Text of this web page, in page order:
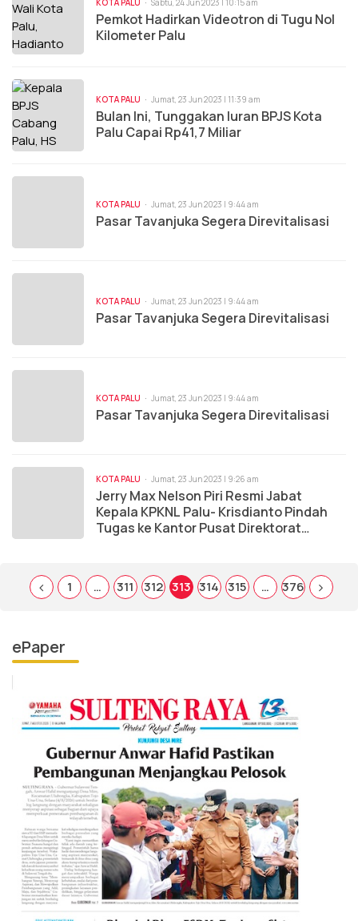
Pemkot Hadirkan Videotron di Tugu Nol
Kilometer Palu
KOTA PALU Jumat, 23 Jun 2023 | 11:39 am
Bulan Ini, Tunggakan Iuran BPJS Kota
Palu Capai Rp41,7 Miliar
KOTA PALU Jumat, 23 Jun 2023 | 9:44 am
Pasar Tavanjuka Segera Direvitalisasi
KOTA PALU Jumat, 23 Jun 2023 | 9:44 am
Pasar Tavanjuka Segera Direvitalisasi
KOTA PALU Jumat, 23 Jun 2023 | 9:44 am
Pasar Tavanjuka Segera Direvitalisasi
KOTA PALU Jumat, 23 Jun 2023 | 9:26 am
Jerry Max Nelson Piri Resmi Jabat
Kepala KPKNL Palu- Krisdianto Pindah
Tugas ke Kantor Pusat Direktorat
1 … 311 312 313 314 315 … 376
ePaper